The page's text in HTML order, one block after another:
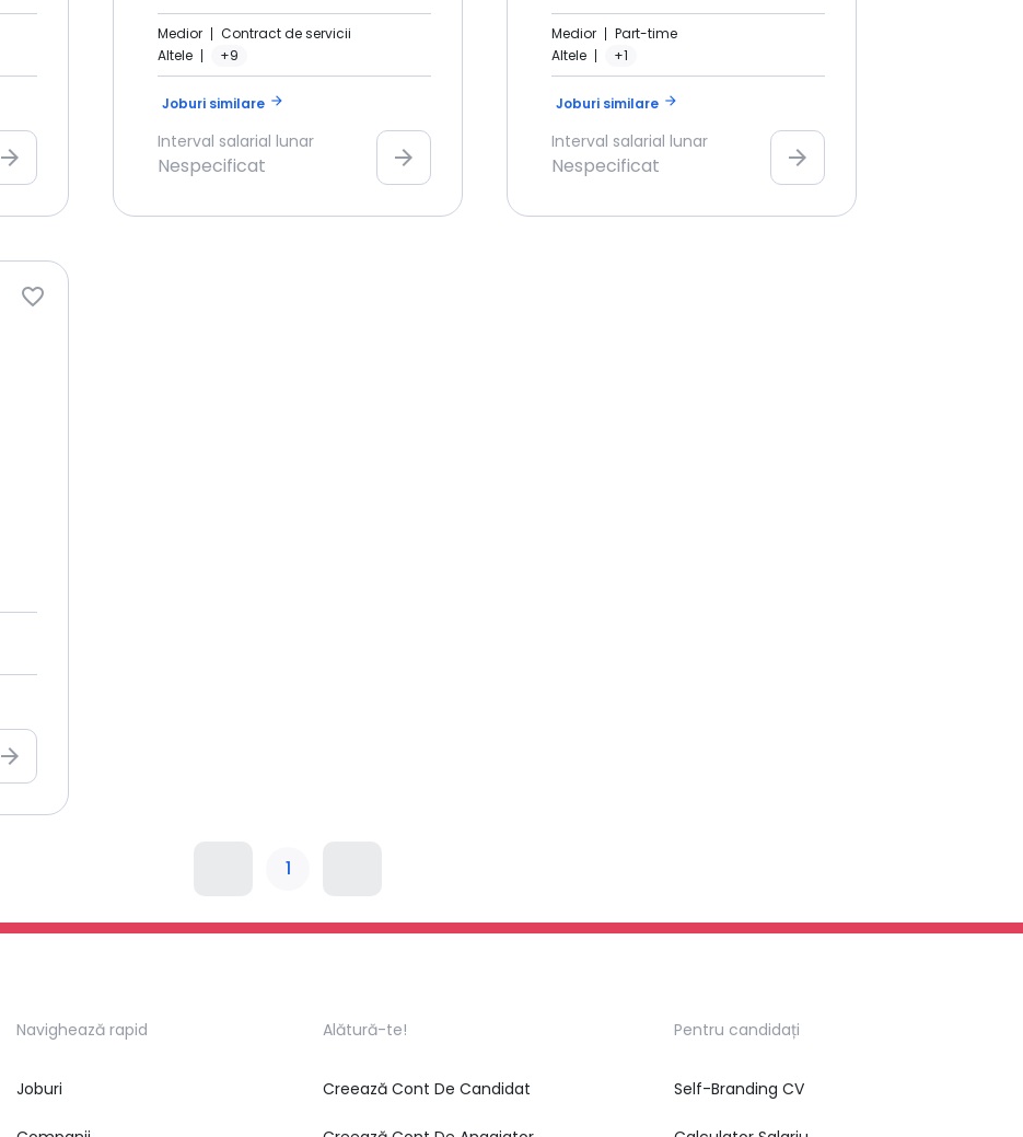
arrow_forward
Medior
Contract de servicii
Altele
+9
Joburi similare arrow_forward
Interval salarial lunar
Nespecificat arrow_forward
Medior
Part-time
Altele
+1
Joburi similare arrow_forward
Interval salarial lunar
Nespecificat arrow_forward
arrow_forward
1
Navighează rapid
Joburi
Alătură-te!
Creează Cont De Candidat
Pentru candidați
Self-Branding CV